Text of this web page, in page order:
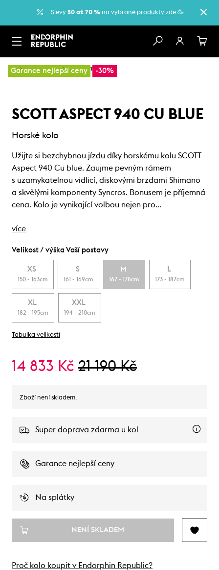
Slevy 50 až 70 % na vybrané produkty zde.🥳
Garance nejlepší ceny -30%
… Horská kola Sportovní kola
SCOTT ASPECT 940 CU BLUE
Horské kolo
Užijte si bezchybnou jízdu díky horskému kolu SCOTT
Aspect 940 Cu blue. Zaujme pevným rámem
s uzamykatelnou vidlicí, diskovými brzdami Shimano
a skvělými komponenty Syncros. Bonusem je příjemná
cena. Kolo je vynikající volbou nejen pro…
více
Velikost / výška Vaší postavy
XS
150 - 163cm
S
161 - 169cm
M
167 - 178cm
L
173 - 187cm
XL
182 - 195cm
XXL
194 - 210cm
Tabulka velikostí
14 833 Kč 21 190 Kč
Zboží není skladem.
Super doprava zdarma u kol
Garance nejlepší ceny
Na splátky
NENÍ SKLADEM
Proč kolo koupit v Endorphin Republic?